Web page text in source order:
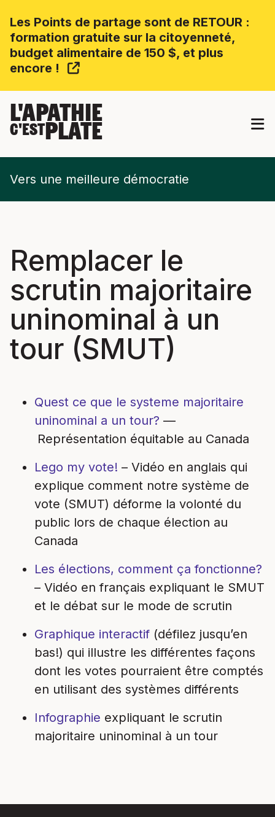
Les Points de partage sont de RETOUR :
formation gratuite sur la citoyenneté,
budget alimentaire de 150 $, et plus
encore !
L'APATHIE
C'ESTPLATE
Vers une meilleure démocratie
Remplacer le
scrutin majoritaire
uninominal à un
tour (SMUT)
Quest ce que le systeme majoritaire
uninominal a un tour? —
Représentation équitable au Canada
Lego my vote! – Vidéo en anglais qui
explique comment notre système de
vote (SMUT) déforme la volonté du
public lors de chaque élection au
Canada
Les élections, comment ça fonctionne?
– Vidéo en français expliquant le SMUT
et le débat sur le mode de scrutin
Graphique interactif (défilez jusqu’en
bas!) qui illustre les différentes façons
dont les votes pourraient être comptés
en utilisant des systèmes différents
Infographie expliquant le scrutin
majoritaire uninominal à un tour